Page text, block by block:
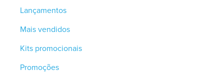
Lançamentos
Mais vendidos
Kits promocionais
Promoções